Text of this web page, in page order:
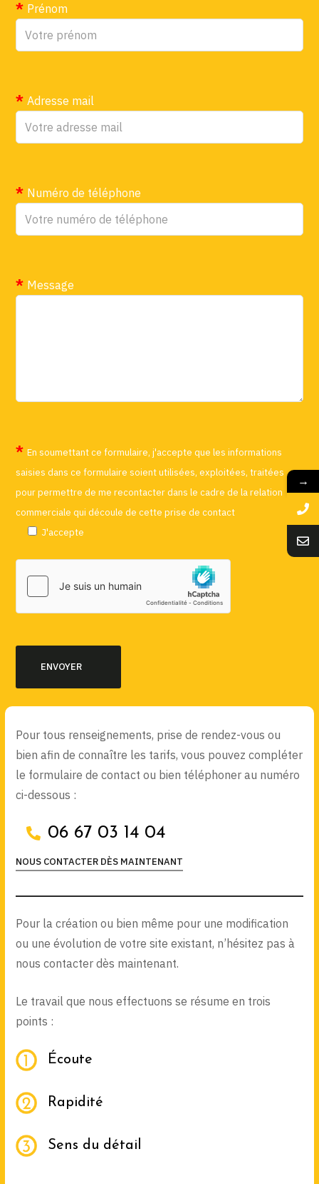
Prénom
Adresse mail
Numéro de téléphone
Message
En soumettant ce formulaire, j'accepte que les informations
saisies dans ce formulaire soient utilisées, exploitées, traitées
pour permettre de me recontacter dans le cadre de la relation
commerciale qui découle de cette prise de contact
J'accepte
Pour tous renseignements, prise de rendez-vous ou
bien afin de connaître les tarifs, vous pouvez compléter
le formulaire de contact ou bien téléphoner au numéro
ci-dessous :
06 67 03 14 04
NOUS CONTACTER DÈS MAINTENANT
Pour la création ou bien même pour une modification
ou une évolution de votre site existant, n’hésitez pas à
nous contacter dès maintenant.
Le travail que nous effectuons se résume en trois
points :
Écoute
Rapidité
Sens du détail
→